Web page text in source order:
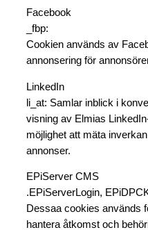
Facebook
_fbp:
Cookien används av
annonsering för
LinkedIn
li_at: Samlar inblick i
visning av Elmias
möjlighet att mäta
annonser.
EPiServer CMS
.EPiServerLogin,
Dessaa cookies används
hantera åtkomst och